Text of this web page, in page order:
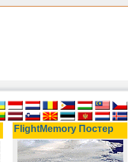
FlightMemory Постер